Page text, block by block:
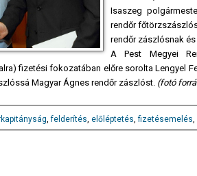
Isaszeg
rendőr
rendőr zászlósnak
A Pest Megyei
fizetési fokozatában előre sorolta Lengyel
Magyar Ágnes rendőr zászlóst. (fotó
,felderítés, előléptetés,fizetésemelés,